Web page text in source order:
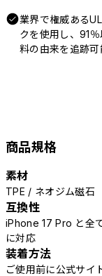
業界で権威ある
クを使用し、91
料の由来を追跡可
商品規格
素材
TPE / ネオジム磁石
互換性
iPhone 17 Pro と全
に対応
装着方法
ご使用前に公式サイ